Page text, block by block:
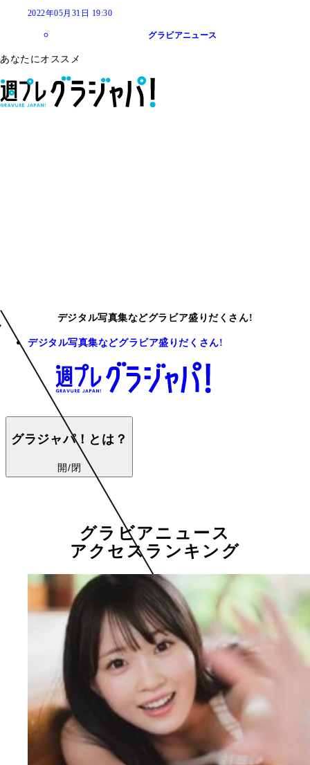
2022年05月31日 19:30
グラビアニュース
あなたにオススメ
デジタル写真集などグラビア盛りだくさん!
デジタル写真集などグラビア盛りだくさん!
グラジャパ！とは？
開/閉
グラビアニュース
アクセスランキング